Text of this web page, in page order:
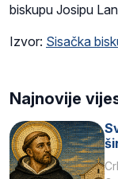
biskupu Josipu
Izvor: Sisačka
Najnovije